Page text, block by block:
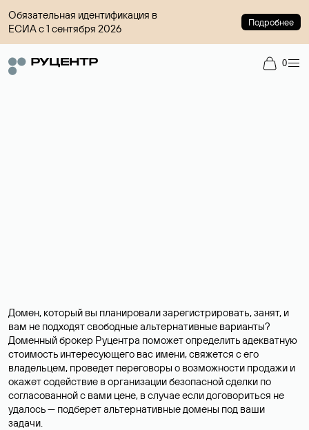
Обязательная идентификация в
ЕСИА с 1 сентября 2026
Подробнее
0
Домен, который вы планировали зарегистрировать, занят, и
вам не подходят свободные альтернативные варианты?
Доменный брокер Руцентра поможет определить адекватную
стоимость интересующего вас имени, свяжется с его
владельцем, проведет переговоры о возможности продажи и
окажет содействие в организации безопасной сделки по
согласованной с вами цене, в случае если договориться не
удалось — подберет альтернативные домены под ваши
задачи.